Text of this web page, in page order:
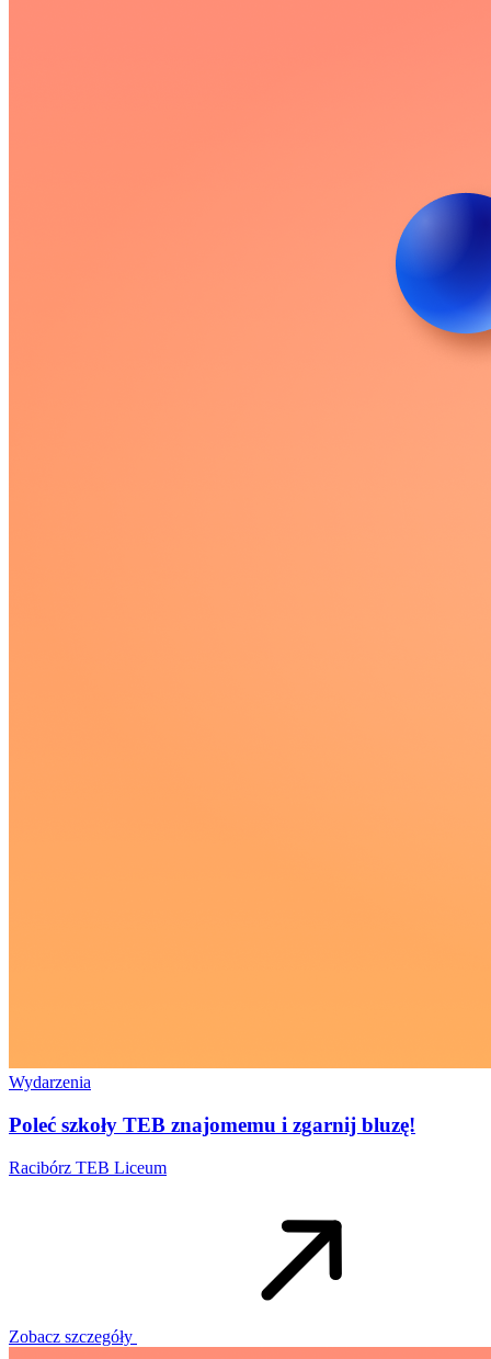
Wydarzenia
Poleć szkoły TEB znajomemu i zgarnij bluzę!
Racibórz TEB Liceum
Zobacz szczegóły